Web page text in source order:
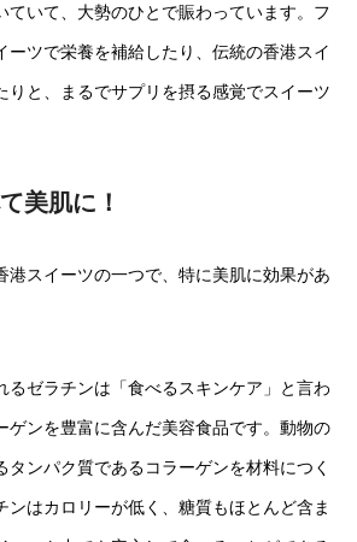
ていて、大勢のひとで賑わっています。フ
ーツで栄養を補給したり、伝統の香港スイ
りと、まるでサプリを摂る感覚でスイーツ
美肌に！
港スイーツの一つで、特に美肌に効果があ
るゼラチンは「食べるスキンケア」と言わ
ゲンを豊富に含んだ美容食品です。動物の
タンパク質であるコラーゲンを材料につく
ンはカロリーが低く、糖質もほとんど含ま